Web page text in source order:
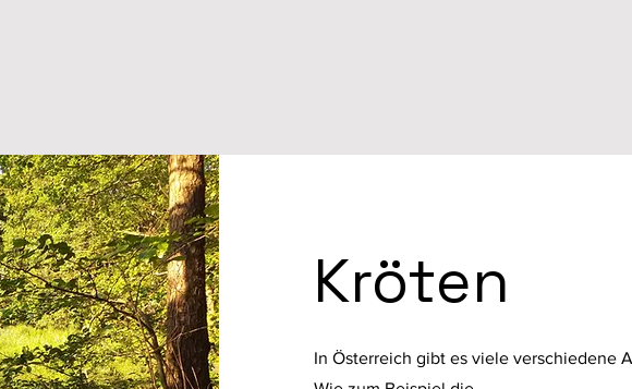
Kröten
In Österreich gibt es viele verschiedene